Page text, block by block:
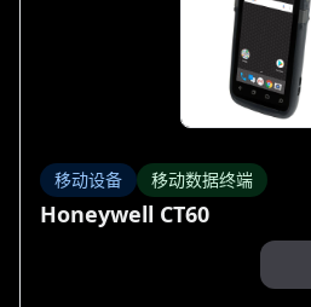
移动设备 移动数据终端
Honeywell CT60